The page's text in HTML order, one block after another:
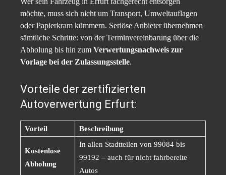
möchte, muss sich nicht um Transport, Umweltauflagen
oder Papierkram kümmern. Seriöse Anbieter übernehmen
sämtliche Schritte: von der Terminvereinbarung über die
Abholung bis hin zum Verwertungsnachweis zur
Vorlage bei der Zulassungsstelle.
Vorteile der zertifizierten
Autoverwertung Erfurt:
Vorteil Beschreibung
Kostenlose
Abholung
In allen Stadtteilen von 99084 bis
99192 – auch für nicht fahrbereite
Autos